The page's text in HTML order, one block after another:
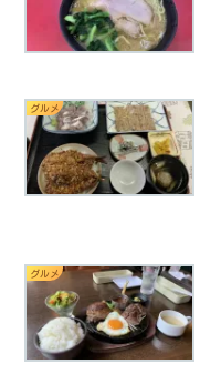
グルメ
グルメ